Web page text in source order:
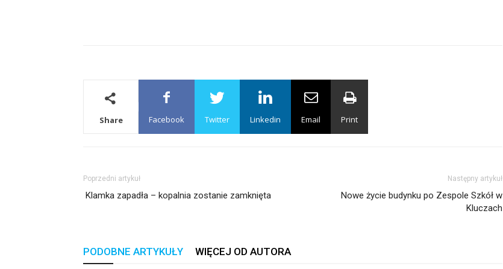
Share Facebook Twitter Linkedin Email Print
Poprzedni artykuł
Klamka zapadła – kopalnia zostanie zamknięta
Następny artykuł
Nowe życie budynku po Zespole Szkół w
Kluczach
PODOBNE ARTYKUŁY WIĘCEJ OD AUTORA